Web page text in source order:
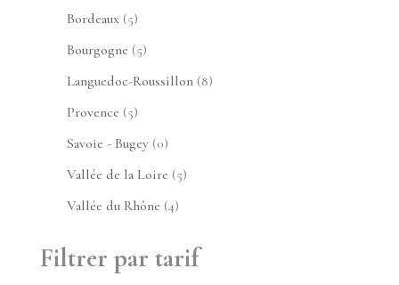
produits
Bordeaux 55
produits
Bourgogne 55
produits
Languedoc-Roussillon 88
Provence 55
produits
Savoie - Bugey 00
produit
Vallée de la Loire 55
Vallée du Rhône 44
Filtrer par tarif